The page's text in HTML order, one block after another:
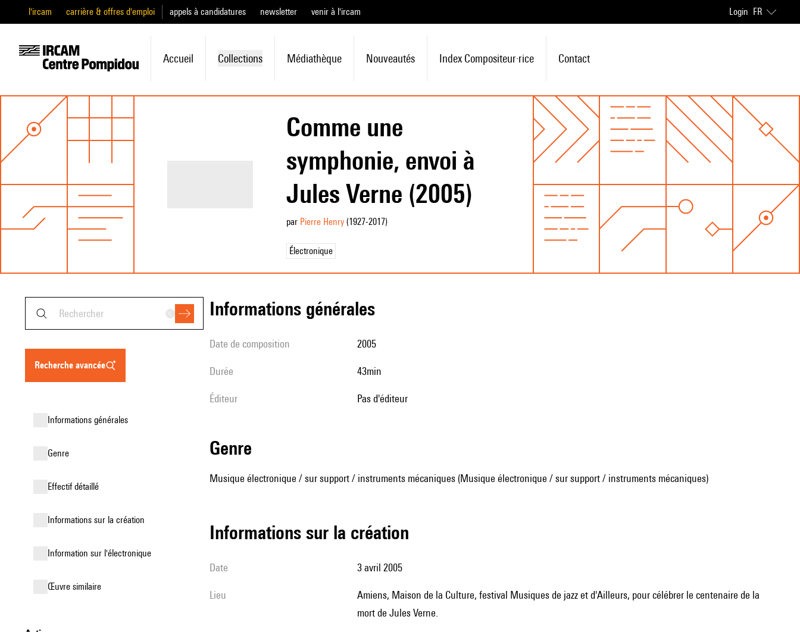
l'ircam carrière & offres d'emploi appels à candidatures newsletter venir à l'ircam Login FR
Accueil Collections Médiathèque Nouveautés Index Compositeur·rice Contact
Comme une
symphonie, envoi à
Jules Verne (2005)
par Pierre Henry(1927-2017)
Électronique
recherche avancée
informations générales
genre
effectif détaillé
informations sur la création
Information sur l'électronique
œuvre similaire
informations générales
date de composition 2005
durée 43min
éditeur pas d'éditeur
genre
Musique électronique / sur support / instruments mécaniques (Musique électronique / sur support / instruments mécaniques)
informations sur la création
date 3 avril 2005
lieu
Amiens, Maison de la Culture, festival Musiques de jazz et d'Ailleurs, pour célébrer le centenaire de la
mort de Jules Verne.